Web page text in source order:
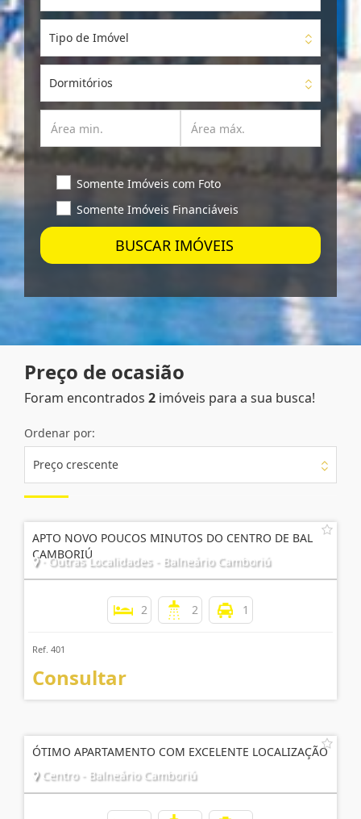
Tipo de Imóvel
Dormitórios
Somente Imóveis com Foto
Somente Imóveis Financiáveis
BUSCAR IMÓVEIS
Preço de ocasião
Foram encontrados 2 imóveis para a sua busca!
Ordenar por:
Preço crescente
APTO NOVO POUCOS MINUTOS DO CENTRO DE BAL
CAMBORIÚ
· Outras Localidades - Balneário Camboriú
2 2 1
Ref. 401
Consultar
ÓTIMO APARTAMENTO COM EXCELENTE LOCALIZAÇÃO
Centro - Balneário Camboriú